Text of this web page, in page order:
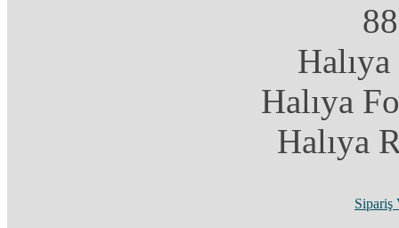
Halıya
Halıya
Sipariş